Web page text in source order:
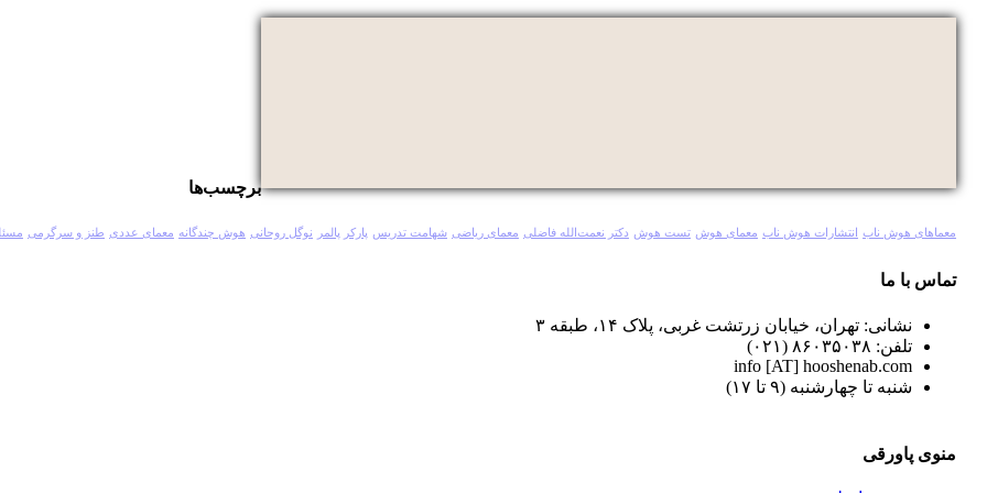
برچسب‌ها
معماهای هوش ناب انتشارات هوش ناب معمای هوش تست هوش دکتر نعمت‌الله فاضلی معمای ریاضی شهامت تدریس پارکر پالمر نوگل روحانی هوش چندگانه معمای عددی طنز و سرگرمی
تماس با ما
نشانی: تهران، خیابان زرتشت غربی، پلاک ۱۴، طبقه ۳
تلفن: ۸۶۰۳۵۰۳۸ (۰۲۱)
info [AT] hooshenab.com
شنبه تا چهارشنبه (۹ تا ۱۷)
منوی پاورقی